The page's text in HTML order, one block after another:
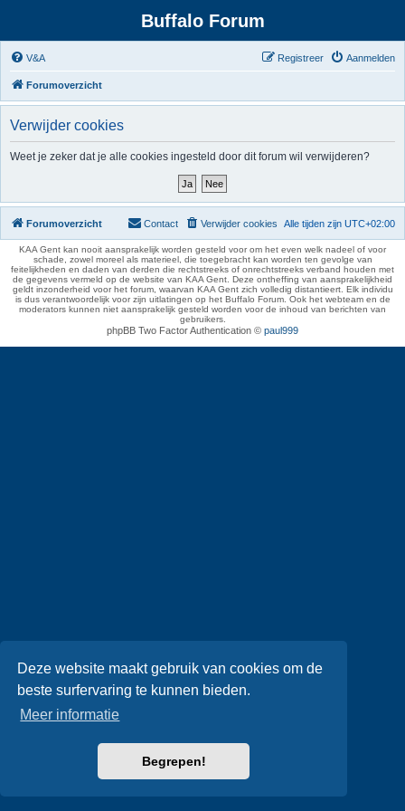
Deze website maakt gebruik van cookies om de
beste surfervaring te kunnen bieden.
Meer informatie
Begrepen!
Buffalo Forum
V&A Aanmelden
Registreer
Forumoverzicht
Verwijder cookies
Weet je zeker dat je alle cookies ingesteld door dit forum wil verwijderen?
Forumoverzicht Alle tijden zijn UTC+02:00
Verwijder cookies
Contact
KAA Gent kan nooit aansprakelijk worden gesteld voor om het even welk nadeel of voor
schade, zowel moreel als materieel, die toegebracht kan worden ten gevolge van
feitelijkheden en daden van derden die rechtstreeks of onrechtstreeks verband houden met
de gegevens vermeld op de website van KAA Gent. Deze ontheffing van aansprakelijkheid
geldt inzonderheid voor het forum, waarvan KAA Gent zich volledig distantieert. Elk individu
is dus verantwoordelijk voor zijn uitlatingen op het Buffalo Forum. Ook het webteam en de
moderators kunnen niet aansprakelijk gesteld worden voor de inhoud van berichten van
gebruikers.
phpBB Two Factor Authentication © paul999